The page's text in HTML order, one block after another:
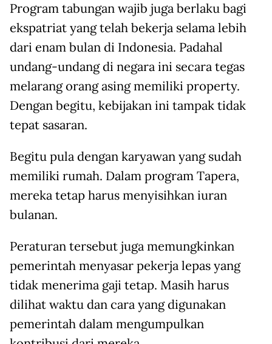
Program tabungan wajib juga berlaku bagi
ekspatriat yang telah bekerja selama lebih
dari enam bulan di Indonesia. Padahal
undang-undang di negara ini secara tegas
melarang orang asing memiliki property.
Dengan begitu, kebijakan ini tampak tidak
tepat sasaran.
Begitu pula dengan karyawan yang sudah
memiliki rumah. Dalam program Tapera,
mereka tetap harus menyisihkan iuran
bulanan.
Peraturan tersebut juga memungkinkan
pemerintah menyasar pekerja lepas yang
tidak menerima gaji tetap. Masih harus
dilihat waktu dan cara yang digunakan
pemerintah dalam mengumpulkan